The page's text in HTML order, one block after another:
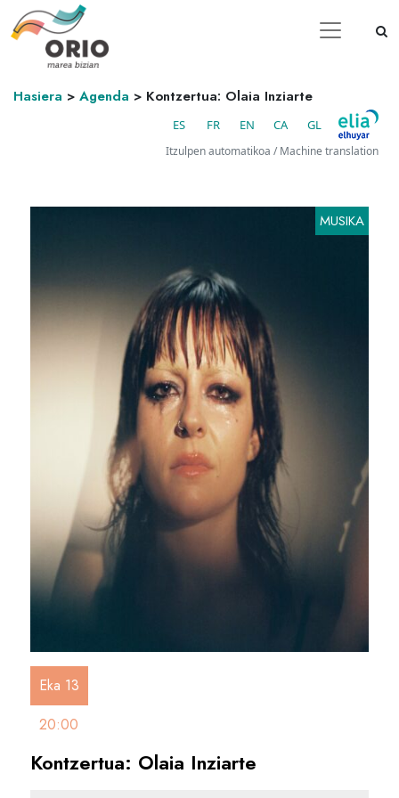
Hasiera > Agenda > Kontzertua: Olaia Inziarte
ES FR EN CA GL
Itzulpen automatikoa / Machine translation
MUSIKA
Eka 13
20:00
Kontzertua: Olaia Inziarte